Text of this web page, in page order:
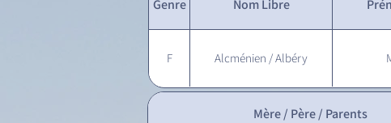
Genre Nom Libre
F Alcménien / Albéry
Mère / Père / Parents